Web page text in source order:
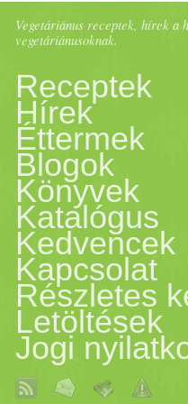
on Prove.
gyártóknak
tenni ezt az
élelmiszer
Kedvezően
hüvelyes
Tudják,
mégsem
Vegetáriánus receptek, hírek a
vegetáriánusoknak.
Receptek
Hírek
Éttermek
Blogok
Könyvek
Katalógus
Kedvencek
Kapcsolat
Részletes
Letöltések
Jogi